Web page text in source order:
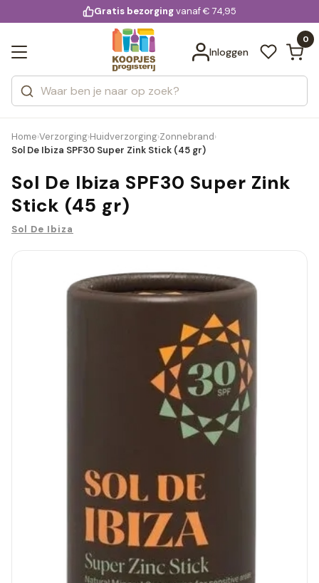
voor 20:00 uur besteld
Gratis bezorgingvanaf € 74,95
Inloggen
0
Zoeken
Categorieën
Merken
Bekijk alle resultaten
Home›Verzorging›Huidverzorging›Zonnebrand›
Sol De Ibiza SPF30 Super Zink Stick (45 gr)
Sol De Ibiza SPF30 Super Zink
Stick (45 gr)
Sol De Ibiza